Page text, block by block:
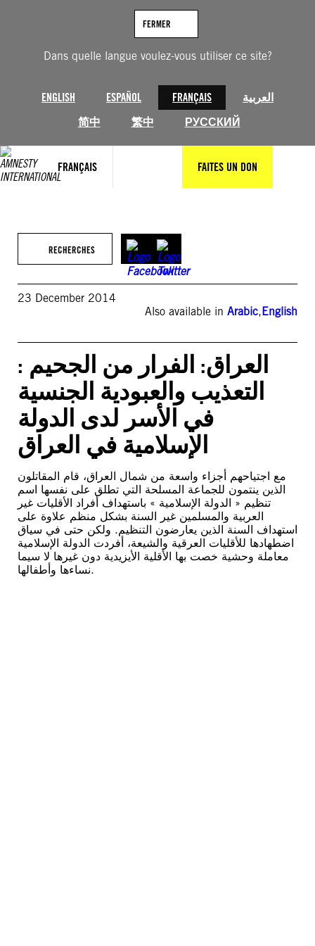
Dans quelle langue voulez-vous utiliser ce site?
ENGLISH ESPAÑOL FRANÇAIS
العربية
简中
繁中 РУССКИЙ
FERMER
FRANÇAIS FAITES UN DON
RECHERCHES
23 December 2014
Also available in Arabic,English
العراق: الفرار من الجحيم :
التعذيب والعبودية الجنسية
في الأسر لدى الدولة
الإسلامية في العراق
مع اجتياحهم أجزاء واسعة من شمال العراق، قام المقاتلون
الذين ينتمون للجماعة المسلحة التي تطلق على نفسها اسم
تنظيم « الدولة الإسلامية » باستهداف أفراد الأقليات غير
العربية والمسلمين غير السنة بشكل منظم علاوة على
استهداف السنة الذين يعارضون التنظيم. ولكن حتى في سياق
اضطهادها للأقليات العرقية والشيعة، أفردت الدولة الإسلامية
معاملة وحشية خصت بها الأقلية الأيزيدية دون غيرها لا سيما
نساءها وأطفالها.